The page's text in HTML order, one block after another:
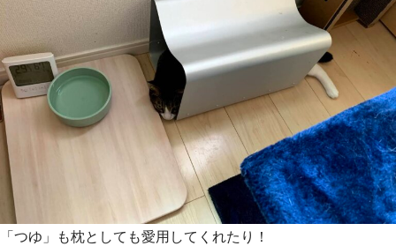
「つゆ」も枕としても愛用してくれたり！